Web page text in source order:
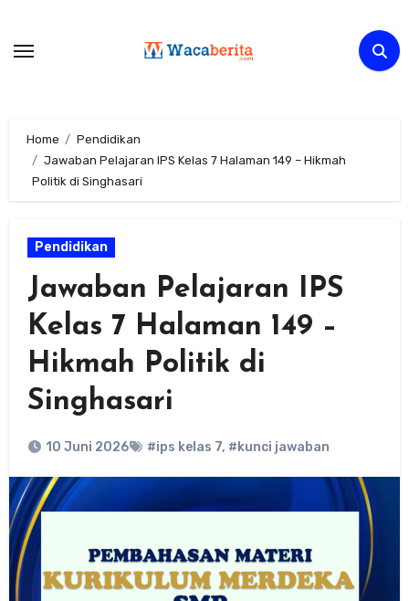
content
Home
Pendidikan
Jawaban Pelajaran IPS Kelas 7 Halaman 149 – Hikmah
Politik di Singhasari
Pendidikan
Jawaban Pelajaran IPS
Kelas 7 Halaman 149 –
Hikmah Politik di
Singhasari
10 Juni 2026 #ips kelas 7, #kunci jawaban